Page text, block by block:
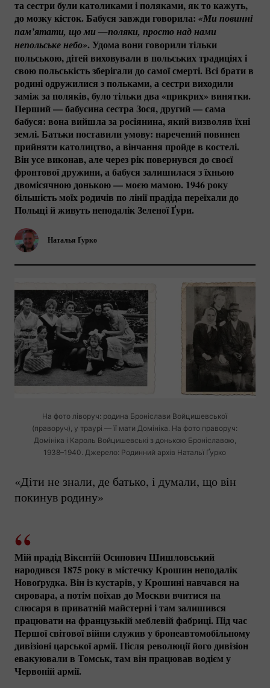
Наталья Ґурко
та сестри були католиками і поляками, як то кажуть,
до мозку кісток. Бабуся завжди говорила: «Ми повинні
пам’ятати, що ми —поляки, просто над нами
непольське небо». Удома вони говорили тільки
польською, дітей виховували в польських традиціях і
свою польськість зберігали до самої смерті. Всі брати в
родині одружилися з польками, а сестри виходили
заміж за поляків, було тільки два «прикрих» винятки.
Перший — бабусина сестра Зося, другий — сама
бабуся: вона вийшла за росіянина, який визволяв їхні
землі. Батьки поставили умову: наречений повинен
прийняти католицтво, а вінчання пройде в костелі.
Він усе виконав, але через рік повернувся до своєї
фронтової дружини, а бабуся залишилася з їхньою
двомісячною донькою — моєю мамою. 1946 року
більшість моїх родичів по лінії прадіда переїхали до
Польщі й живуть неподалік Зеленої Ґури.
На фото ліворуч: родина Броніслави Войцишевської
(праворуч), у траурі — її мати Домініка. На фото праворуч:
Домініка і Кароль Войцишевські з донькою Броніславою,
1938–1940. Джерело: Родинний архів Натальї Ґурко
«Діти не знали, де батько, і думали, що він
покинув родину»
Мій прадід Вікєнтій Осипович Шишловський
народився 1875 року в містечку Крошин неподалік
Новоґрудка. Він із кустарів, у Крошині навчався на
сировара, а потім поїхав до Москви вчитися на
слюсаря в приватній майстерні і там залишився
працювати на французькій меблевій фабриці. Під час
Першої світової війни служив у бронеавтомобільному
дивізіоні царської армії. Після революції його дивізіон
евакуювали в Томськ, там він працював водієм у
Червоній армії.